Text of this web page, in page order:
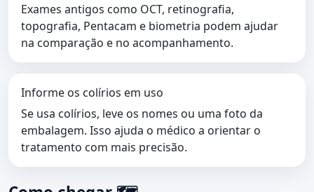
Exames antigos como OCT, retinografia,
topografia, Pentacam e biometria podem ajudar
na comparação e no acompanhamento.
Informe os colírios em uso
Se usa colírios, leve os nomes ou uma foto da
embalagem. Isso ajuda o médico a orientar o
tratamento com mais precisão.